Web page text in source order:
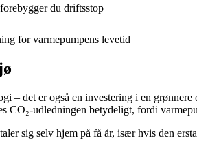
du driftsstop
for varmepumpens levetid
– det er også en investering i en
CO₂-udledningen betydeligt, fordi
sig selv hjem på få år, især hvis den